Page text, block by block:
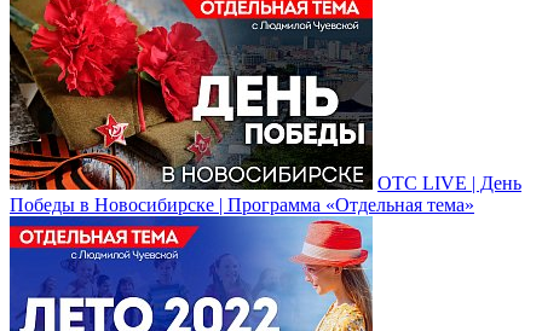
ОТС LIVE | День
Победы в Новосибирске | Программа «Отдельная тема»